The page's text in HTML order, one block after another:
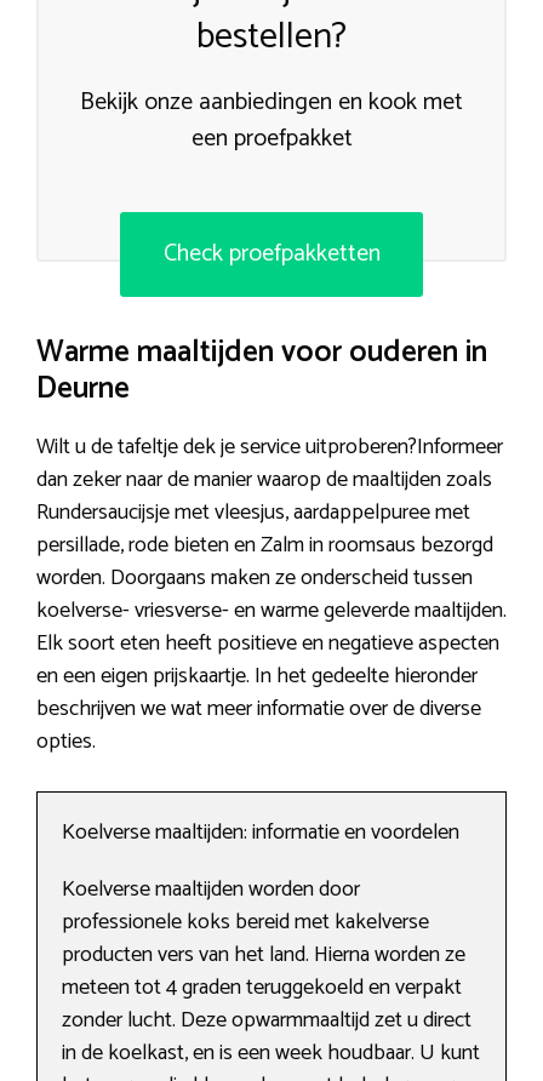
bestellen?
Bekijk onze aanbiedingen en kook met
een proefpakket
Check proefpakketten
Warme maaltijden voor ouderen in
Deurne
Wilt u de tafeltje dek je service uitproberen?Informeer
dan zeker naar de manier waarop de maaltijden zoals
Rundersaucijsje met vleesjus, aardappelpuree met
persillade, rode bieten en Zalm in roomsaus bezorgd
worden. Doorgaans maken ze onderscheid tussen
koelverse- vriesverse- en warme geleverde maaltijden.
Elk soort eten heeft positieve en negatieve aspecten
en een eigen prijskaartje. In het gedeelte hieronder
beschrijven we wat meer informatie over de diverse
opties.
Koelverse maaltijden: informatie en voordelen
Koelverse maaltijden worden door
professionele koks bereid met kakelverse
producten vers van het land. Hierna worden ze
meteen tot 4 graden teruggekoeld en verpakt
zonder lucht. Deze opwarmmaaltijd zet u direct
in de koelkast, en is een week houdbaar. U kunt